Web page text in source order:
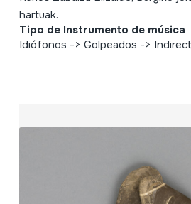
hartuak.
Tipo de Instrumento de música
Idiófonos -> Golpeados ->